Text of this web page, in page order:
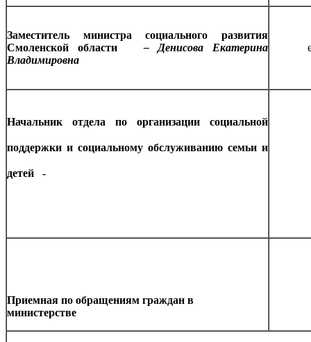
Заместитель министра социального развития
Смоленской области
– Денисова Екатерина
Владимировна
Начальник отдела по организации социальной
поддержки и социальному обслуживанию семьи и
детей -
Приемная по обращениям граждан в
министерстве